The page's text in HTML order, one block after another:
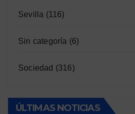
Sevilla (116)
Sin categoría (6)
Sociedad (316)
ÚLTIMAS NOTICIAS